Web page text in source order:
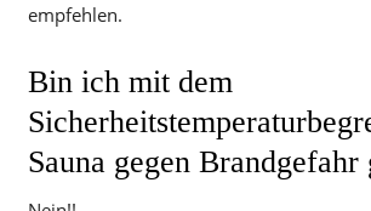
empfehlen.
Bin ich mit dem
Sauna gegen Brandgefahr